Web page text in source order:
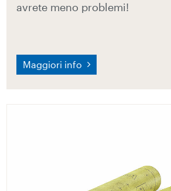
avrete meno problemi!
Maggiori info